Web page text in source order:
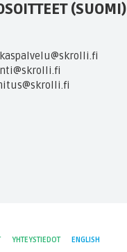
(SUOMI)
YHTEYSTIEDOT ENGLISH